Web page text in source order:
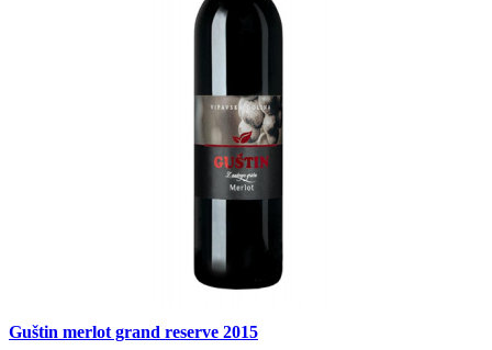
Guštin merlot grand reserve 2015